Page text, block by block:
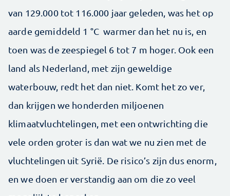
van 129.000 tot 116.000 jaar geleden, was het op
aarde gemiddeld 1 °C warmer dan het nu is, en
toen was de zeespiegel 6 tot 7 m hoger. Ook een
land als Nederland, met zijn geweldige
waterbouw, redt het dan niet. Komt het zo ver,
dan krijgen we honderden miljoenen
klimaatvluchtelingen, met een ontwrichting die
vele orden groter is dan wat we nu zien met de
vluchtelingen uit Syrië. De risico’s zijn dus enorm,
en we doen er verstandig aan om die zo veel